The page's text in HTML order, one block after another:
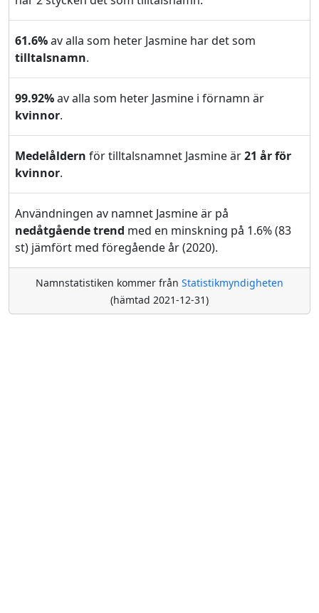
61.6%av alla som heter Jasmine har det som
tilltalsnamn.
99.92%av alla som heter Jasmine i förnamn är
kvinnor.
Medelåldern för tilltalsnamnet Jasmine är21 år för
kvinnor.
Användningen av namnet Jasmine är på
nedåtgående trend med en minskning på 1.6% (83
st) jämfört med föregående år (2020).
Namnstatistiken kommer från Statistikmyndigheten
(hämtad 2021-12-31)